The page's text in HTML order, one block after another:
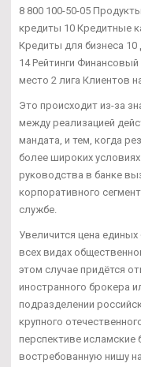
8 800 100-50-05
кредиты 10 Кредитные
Кредиты для бизнеса
14 Рейтинги
место 2 лига Клиентов
Это происходит из-за
между реализацией
мандата, и тем, когда
более широких
руководства в банке
корпоративного
службе.
Увеличится цена
всех видах
этом случае придётся
иностранного брокера
подразделении
крупного
перспективе исламские
востребованную нишу